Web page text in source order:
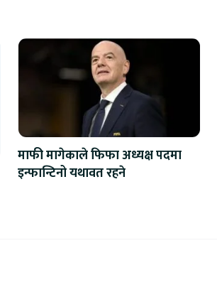
माफी मागेकाले फिफा अध्यक्ष पदमा
इन्फान्टिनो यथावत रहने